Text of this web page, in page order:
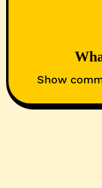
Show